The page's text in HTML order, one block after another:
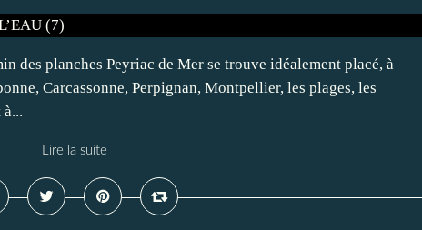
des planches Peyriac de Mer se trouve idéalement placé, à
Carcassonne, Perpignan, Montpellier, les plages, les
Lire la suite